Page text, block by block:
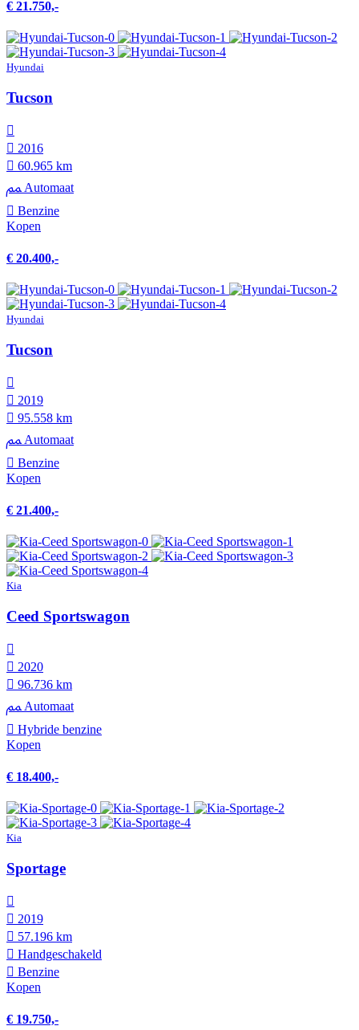
€ 21.750,-
Hyundai
Tucson
2016
60.965 km
Automaat
Benzine
Kopen
€ 20.400,-
Hyundai
Tucson
2019
95.558 km
Automaat
Benzine
Kopen
€ 21.400,-
Kia
Ceed Sportswagon
2020
96.736 km
Automaat
Hybride benzine
Kopen
€ 18.400,-
Kia
Sportage
2019
57.196 km
Hand­geschakeld
Benzine
Kopen
€ 19.750,-